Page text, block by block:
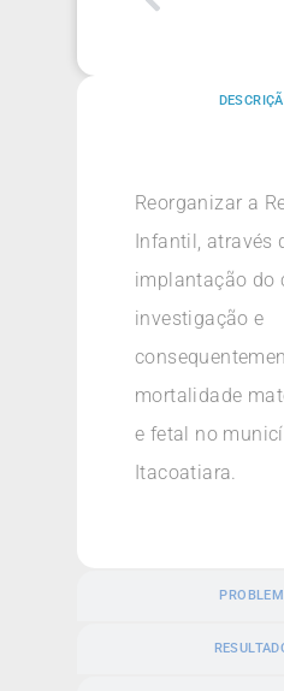
Reorganizar a
Infantil, através
implantação do
investigação e
mortalidade
e fetal no
Itacoatiara.